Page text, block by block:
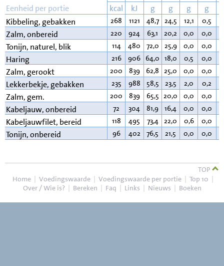
Eenheid per portie kcal kJ g g g g
Kibbeling, gebakken
268 1121 48,7 24,5 12,1 0,5
Zalm, onbereid 220 924 63,1 20,2 0,0 0,0
Tonijn, naturel, blik 114 480 72,0 25,9 0,0 0,0
Haring 216 906 64,0 18,0 0,5 0,0
Zalm, gerookt 200 839 62,8 25,0 0,0 0,0
Lekkerbekje, gebakken 235 988 58,5 23,5 2,0 0,2
Zalm, gem. 200 839 65,5 20,0 0,0 0,0
Kabeljauw, onbereid 72 304 81,9 16,4 0,0 0,0
Kabeljauwfilet, bereid 118 495 73,4 22,0 0,6 0,0
Tonijn, onbereid 96 402 76,5 21,5 0,0 0,0
TOP
Home | Voedingswaarde | Voedingswaarde per portie | Top 10 |
Over / Wie is? | Bereken | Faq | Links | Nieuws | Boeken